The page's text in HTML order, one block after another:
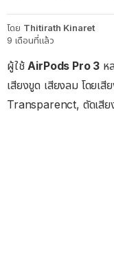
โดย Thitirath Kinaret
9 เดือนที่แล้ว
ผู้ใช้AirPods Pro 3 ห
เสียงขูด เสียงลม โดยเสี
Transparenct, ตัดเสี